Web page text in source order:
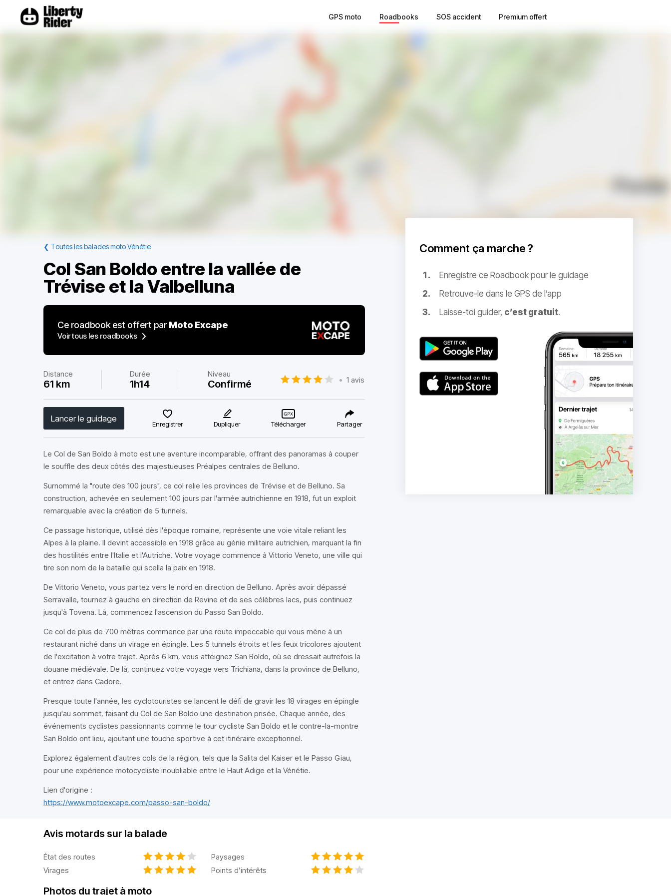
GPS moto Roadbooks SOS accident Premium offert
❮ Toutes les balades moto Vénétie
Col San Boldo entre la vallée de
Trévise et la Valbelluna
Ce roadbook est offert parMoto Excape
Voir tous les roadbooks
Distance
61 km
Durée
1h14
Niveau
Confirmé • 1 avis
Lancer le guidage
Enregistrer Dupliquer Télécharger Partager
Le Col de San Boldo à moto est une aventure incomparable, offrant des panoramas à couper
le souffle des deux côtés des majestueuses Préalpes centrales de Belluno.
Surnommé la "route des 100 jours", ce col relie les provinces de Trévise et de Belluno. Sa
construction, achevée en seulement 100 jours par l'armée autrichienne en 1918, fut un exploit
remarquable avec la création de 5 tunnels.
Ce passage historique, utilisé dès l'époque romaine, représente une voie vitale reliant les
Alpes à la plaine. Il devint accessible en 1918 grâce au génie militaire autrichien, marquant la fin
des hostilités entre l'Italie et l'Autriche. Votre voyage commence à Vittorio Veneto, une ville qui
tire son nom de la bataille qui scella la paix en 1918.
De Vittorio Veneto, vous partez vers le nord en direction de Belluno. Après avoir dépassé
Serravalle, tournez à gauche en direction de Revine et de ses célèbres lacs, puis continuez
jusqu'à Tovena. Là, commencez l'ascension du Passo San Boldo.
Ce col de plus de 700 mètres commence par une route impeccable qui vous mène à un
restaurant niché dans un virage en épingle. Les 5 tunnels étroits et les feux tricolores ajoutent
de l'excitation à votre trajet. Après 6 km, vous atteignez San Boldo, où se dressait autrefois la
douane médiévale. De là, continuez votre voyage vers Trichiana, dans la province de Belluno,
et entrez dans Cadore.
Presque toute l'année, les cyclotouristes se lancent le défi de gravir les 18 virages en épingle
jusqu'au sommet, faisant du Col de San Boldo une destination prisée. Chaque année, des
événements cyclistes passionnants comme le tour cycliste San Boldo et le contre-la-montre
San Boldo ont lieu, ajoutant une touche sportive à cet itinéraire exceptionnel.
Explorez également d'autres cols de la région, tels que la Salita del Kaiser et le Passo Giau,
pour une expérience motocycliste inoubliable entre le Haut Adige et la Vénétie.
Lien d'origine :
https://www.motoexcape.com/passo-san-boldo/
Comment ça marche ?
Enregistre ce Roadbook pour le guidage
Retrouve-le dans le GPS de l’app
Laisse-toi guider, c’est gratuit.
Avis motards sur la balade
État des routes
Paysages
Virages
Points d’intérêts
Photos du trajet à moto